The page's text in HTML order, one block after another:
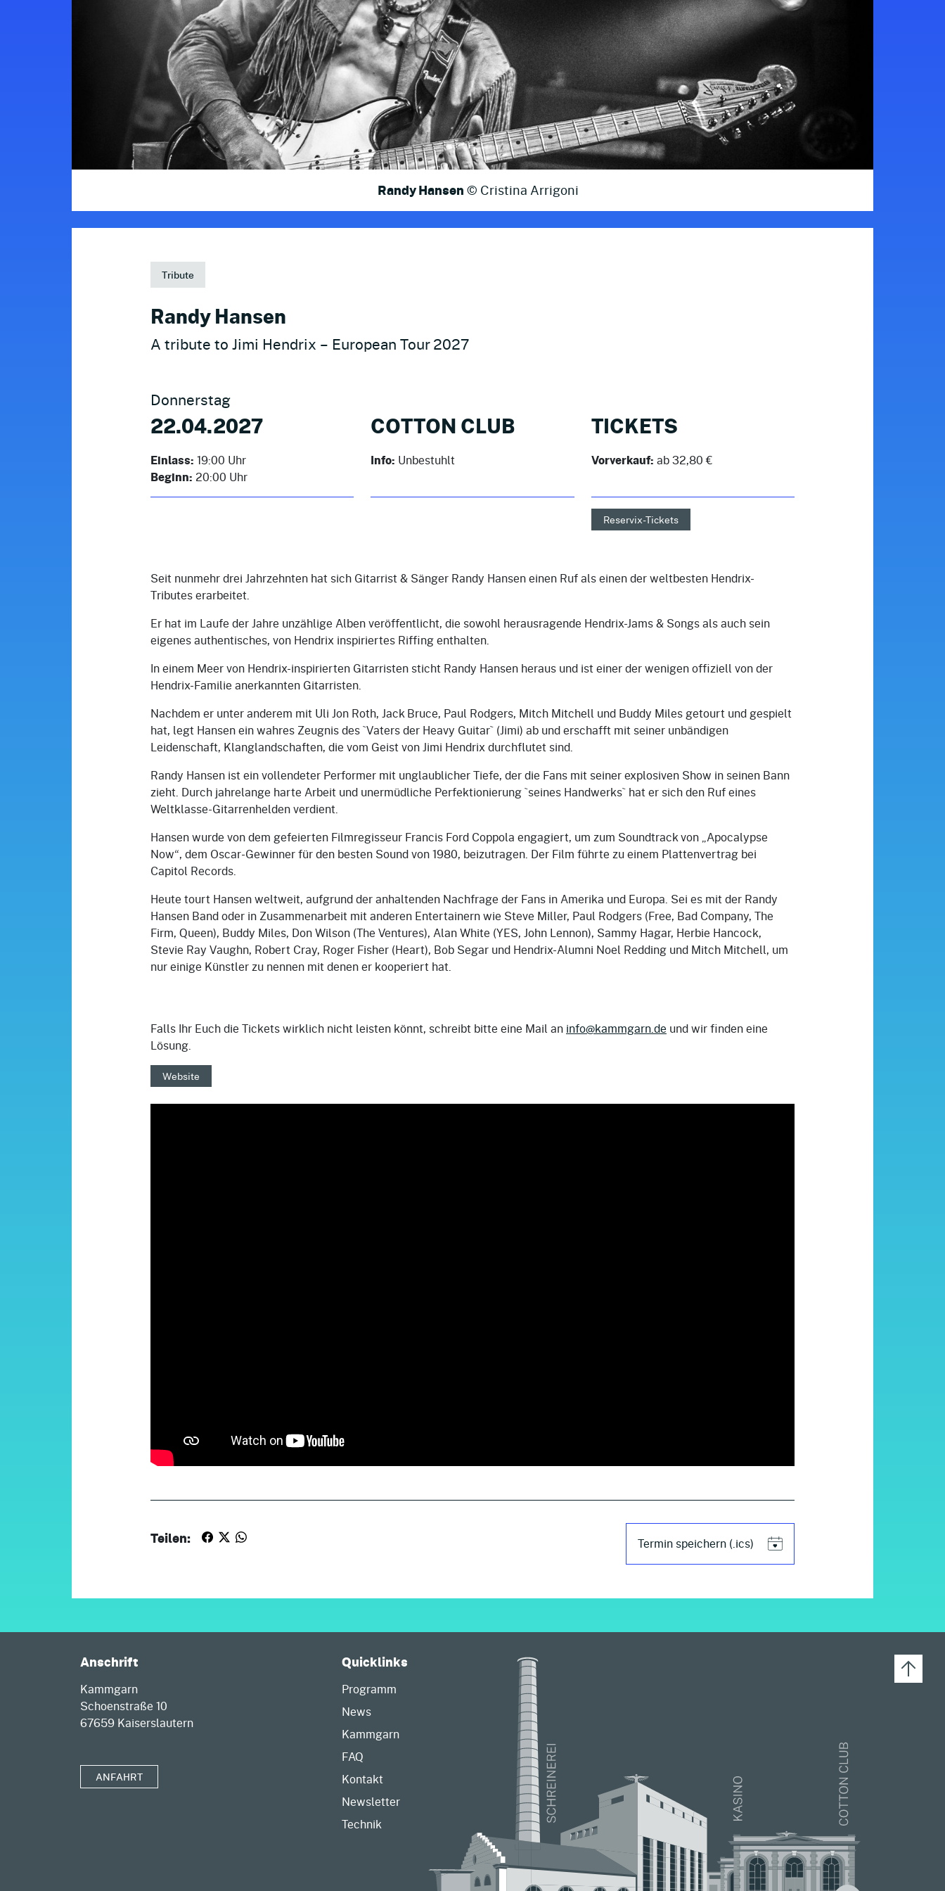
Randy Hansen© Cristina Arrigoni
Tribute
Randy Hansen
A tribute to Jimi Hendrix – European Tour 2027
Donnerstag
22.04.2027
Einlass: 19:00 Uhr
Beginn: 20:00 Uhr
COTTON CLUB
Info: Unbestuhlt
TICKETS
Vorverkauf: ab 32,80 €
Reservix-Tickets
Seit nunmehr drei Jahrzehnten hat sich Gitarrist & Sänger Randy Hansen einen Ruf als einen der weltbesten Hendrix-
Tributes erarbeitet.
Er hat im Laufe der Jahre unzählige Alben veröffentlicht, die sowohl herausragende Hendrix-Jams & Songs als auch sein
eigenes authentisches, von Hendrix inspiriertes Riffing enthalten.
In einem Meer von Hendrix-inspirierten Gitarristen sticht Randy Hansen heraus und ist einer der wenigen offiziell von der
Hendrix-Familie anerkannten Gitarristen.
Nachdem er unter anderem mit Uli Jon Roth, Jack Bruce, Paul Rodgers, Mitch Mitchell und Buddy Miles getourt und gespielt
hat, legt Hansen ein wahres Zeugnis des `Vaters der Heavy Guitar` (Jimi) ab und erschafft mit seiner unbändigen
Leidenschaft, Klanglandschaften, die vom Geist von Jimi Hendrix durchflutet sind.
Randy Hansen ist ein vollendeter Performer mit unglaublicher Tiefe, der die Fans mit seiner explosiven Show in seinen Bann
zieht. Durch jahrelange harte Arbeit und unermüdliche Perfektionierung `seines Handwerks` hat er sich den Ruf eines
Weltklasse-Gitarrenhelden verdient.
Hansen wurde von dem gefeierten Filmregisseur Francis Ford Coppola engagiert, um zum Soundtrack von „Apocalypse
Now“, dem Oscar-Gewinner für den besten Sound von 1980, beizutragen. Der Film führte zu einem Plattenvertrag bei
Capitol Records.
Heute tourt Hansen weltweit, aufgrund der anhaltenden Nachfrage der Fans in Amerika und Europa. Sei es mit der Randy
Hansen Band oder in Zusammenarbeit mit anderen Entertainern wie Steve Miller, Paul Rodgers (Free, Bad Company, The
Firm, Queen), Buddy Miles, Don Wilson (The Ventures), Alan White (YES, John Lennon), Sammy Hagar, Herbie Hancock,
Stevie Ray Vaughn, Robert Cray, Roger Fisher (Heart), Bob Segar und Hendrix-Alumni Noel Redding und Mitch Mitchell, um
nur einige Künstler zu nennen mit denen er kooperiert hat.
Falls Ihr Euch die Tickets wirklich nicht leisten könnt, schreibt bitte eine Mail an info@kammgarn.de und wir finden eine
Lösung.
Website
Teilen: Termin speichern (.ics)
Anschrift
Kammgarn
Schoenstraße 10
67659 Kaiserslautern
ANFAHRT
Quicklinks
Programm
News
Kammgarn
FAQ
Kontakt
Newsletter
Technik